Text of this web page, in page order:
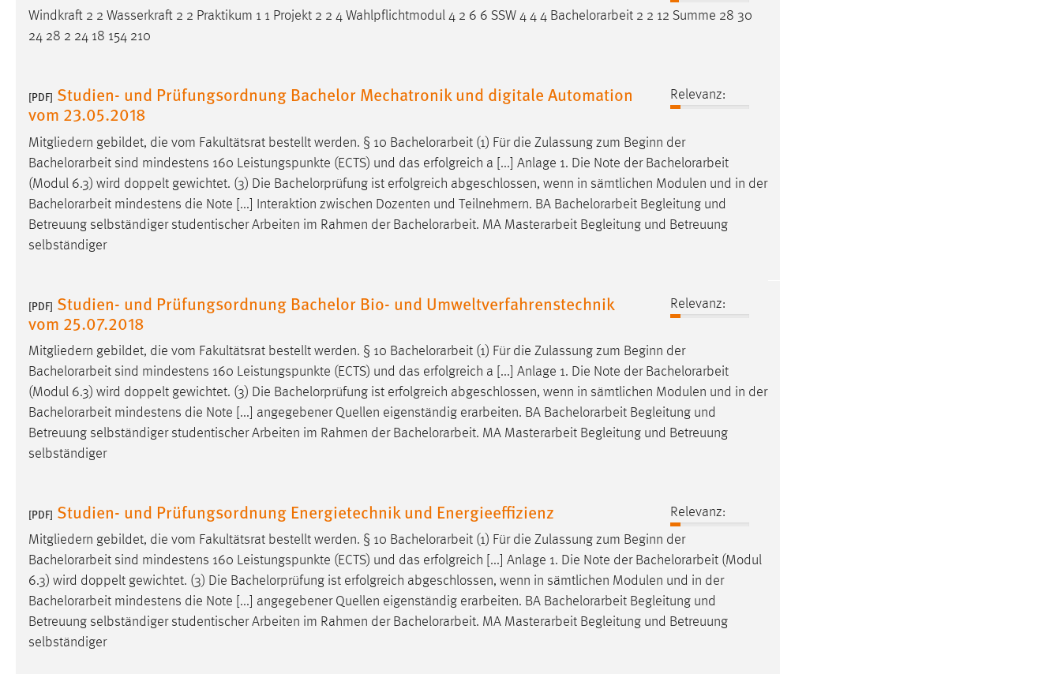
Windkraft 2 2 Wasserkraft 2 2 Praktikum 1 1 Projekt 2 2 4 Wahlpflichtmodul 4 2 6 6 SSW 4 4 4 Bachelorarbeit 2 2 12 Summe 28 30
24 28 2 24 18 154 210
[PDF] Studien- und Prüfungsordnung Bachelor Mechatronik und digitale Automation
vom 23.05.2018
Relevanz:
Mitgliedern gebildet, die vom Fakultätsrat bestellt werden. § 10 Bachelorarbeit (1) Für die Zulassung zum Beginn der
Bachelorarbeit sind mindestens 160 Leistungspunkte (ECTS) und das erfolgreich a [...] Anlage 1. Die Note der Bachelorarbeit
(Modul 6.3) wird doppelt gewichtet. (3) Die Bachelorprüfung ist erfolgreich abgeschlossen, wenn in sämtlichen Modulen und in der
Bachelorarbeit mindestens die Note [...] Interaktion zwischen Dozenten und Teilnehmern. BA Bachelorarbeit Begleitung und
Betreuung selbständiger studentischer Arbeiten im Rahmen der Bachelorarbeit. MA Masterarbeit Begleitung und Betreuung
selbständiger
[PDF] Studien- und Prüfungsordnung Bachelor Bio- und Umweltverfahrenstechnik
vom 25.07.2018
Relevanz:
Mitgliedern gebildet, die vom Fakultätsrat bestellt werden. § 10 Bachelorarbeit (1) Für die Zulassung zum Beginn der
Bachelorarbeit sind mindestens 160 Leistungspunkte (ECTS) und das erfolgreich a [...] Anlage 1. Die Note der Bachelorarbeit
(Modul 6.3) wird doppelt gewichtet. (3) Die Bachelorprüfung ist erfolgreich abgeschlossen, wenn in sämtlichen Modulen und in der
Bachelorarbeit mindestens die Note [...] angegebener Quellen eigenständig erarbeiten. BA Bachelorarbeit Begleitung und
Betreuung selbständiger studentischer Arbeiten im Rahmen der Bachelorarbeit. MA Masterarbeit Begleitung und Betreuung
selbständiger
[PDF] Studien- und Prüfungsordnung Energietechnik und Energieeffizienz
Relevanz:
Mitgliedern gebildet, die vom Fakultätsrat bestellt werden. § 10 Bachelorarbeit (1) Für die Zulassung zum Beginn der
Bachelorarbeit sind mindestens 160 Leistungspunkte (ECTS) und das erfolgreich [...] Anlage 1. Die Note der Bachelorarbeit (Modul
6.3) wird doppelt gewichtet. (3) Die Bachelorprüfung ist erfolgreich abgeschlossen, wenn in sämtlichen Modulen und in der
Bachelorarbeit mindestens die Note [...] angegebener Quellen eigenständig erarbeiten. BA Bachelorarbeit Begleitung und
Betreuung selbständiger studentischer Arbeiten im Rahmen der Bachelorarbeit. MA Masterarbeit Begleitung und Betreuung
selbständiger
MARKETING
Marketing Cookies werden von Drittanbietern
hinweg verfolgen.
Google Ads
Name:
Anbieter: Google Ireland Limited
Zweck: Conversion-Tracking
Facebook Pixel
Anbieter: Facebook
Zweck: Conversion-Tracking
Cookie Laufzeit: 3 Monate
Um Inhalte von Videoplattformen und Social Media
Plattformen anzeigen zu können, werden von diesen
externen Medien Cookies gesetzt.
YouTube
Vimeo